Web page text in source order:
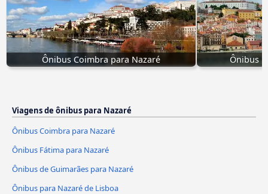
Ônibus Coimbra para Nazaré Ônibus
Viagens de ônibus para Nazaré
Ônibus Coimbra para Nazaré
Ônibus Fátima para Nazaré
Ônibus de Guimarães para Nazaré
Ônibus para Nazaré de Lisboa